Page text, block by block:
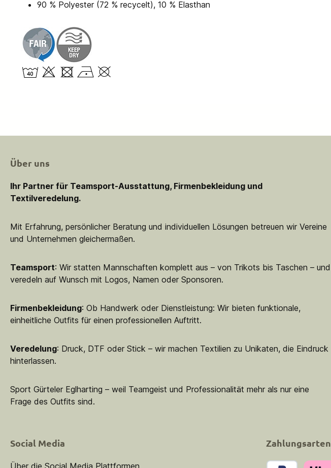
90 % Polyester (72 % recycelt), 10 % Elasthan
Über uns
Ihr Partner für Teamsport-Ausstattung, Firmenbekleidung und
Textilveredelung.
Mit Erfahrung, persönlicher Beratung und individuellen Lösungen betreuen wir Vereine
und Unternehmen gleichermaßen.
Teamsport: Wir statten Mannschaften komplett aus – von Trikots bis Taschen – und
veredeln auf Wunsch mit Logos, Namen oder Sponsoren.
Firmenbekleidung: Ob Handwerk oder Dienstleistung: Wir bieten funktionale,
einheitliche Outfits für einen professionellen Auftritt.
Veredelung: Druck, DTF oder Stick – wir machen Textilien zu Unikaten, die Eindruck
hinterlassen.
Sport Gürteler Eglharting – weil Teamgeist und Professionalität mehr als nur eine
Frage des Outfits sind.
Social Media Zahlungsarten